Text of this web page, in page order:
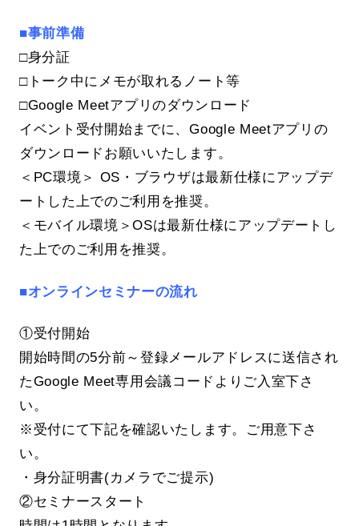
■事前準備
□身分証
□トーク中にメモが取れるノート等
□Google Meetアプリのダウンロード
イベント受付開始までに、Google Meetアプリの
ダウンロードお願いいたします。
＜PC環境＞ OS・ブラウザは最新仕様にアップデ
ートした上でのご利用を推奨。
＜モバイル環境＞OSは最新仕様にアップデートし
た上でのご利用を推奨。
■オンラインセミナーの流れ
①受付開始
開始時間の5分前～登録メールアドレスに送信され
たGoogle Meet専用会議コードよりご入室下さ
い。
※受付にて下記を確認いたします。ご用意下さ
い。
・身分証明書(カメラでご提示)
②セミナースタート